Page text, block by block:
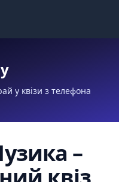
у квізи з телефона
–